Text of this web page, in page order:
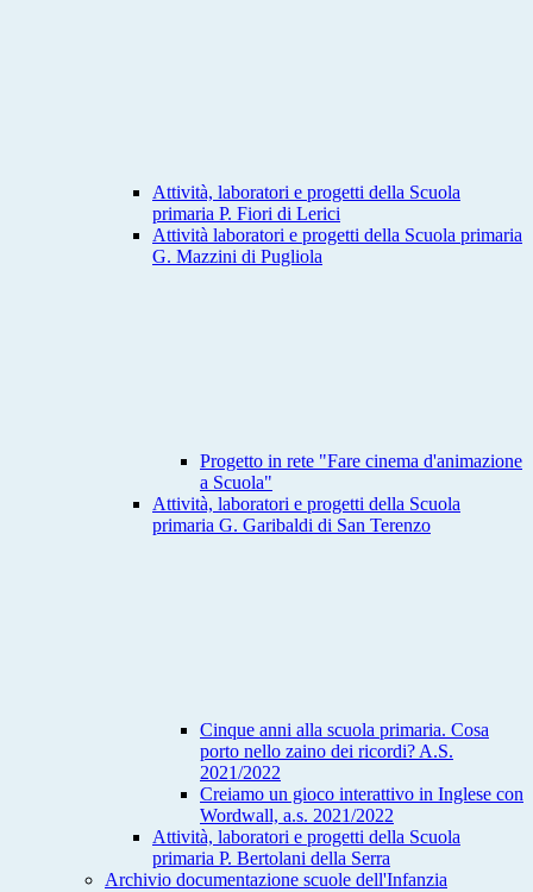
Attività, laboratori e progetti della Scuola
primaria P. Fiori di Lerici
Attività laboratori e progetti della Scuola primaria
G. Mazzini di Pugliola
Progetto in rete "Fare cinema d'animazione
a Scuola"
Attività, laboratori e progetti della Scuola
primaria G. Garibaldi di San Terenzo
Cinque anni alla scuola primaria. Cosa
porto nello zaino dei ricordi? A.S.
2021/2022
Creiamo un gioco interattivo in Inglese con
Wordwall, a.s. 2021/2022
Attività, laboratori e progetti della Scuola
primaria P. Bertolani della Serra
Archivio documentazione scuole dell'Infanzia